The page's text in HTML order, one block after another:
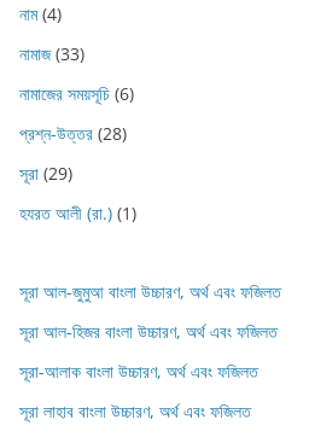
নাম(4)
নামাজ(33)
নামাজের সময়সূচি (6)
প্রশ্ন-উত্তর (28)
সূরা (29)
হযরত আলী (রা.) (1)
সূরা আল-জুমুআ বাংলা উচ্চারণ, অর্থ এবং ফজিলত
সূরা আল-হিজর বাংলা উচ্চারণ, অর্থ এবং ফজিলত
সূরা-আলাক বাংলা উচ্চারণ, অর্থ এবং ফজিলত
সূরা লাহাব‌‌‌ বাংলা উচ্চারণ, অর্থ এবং ফজিলত